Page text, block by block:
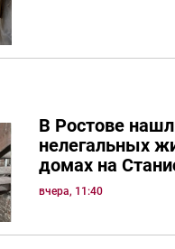
В Ростове
нелегальных
домах на
вчера, 11:40